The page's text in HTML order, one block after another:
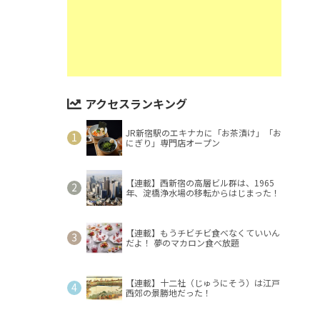
アクセスランキング
JR新宿駅のエキナカに「お茶漬け」「お
にぎり」専門店オープン
【連載】西新宿の高層ビル群は、1965
年、淀橋浄水場の移転からはじまった！
【連載】もうチビチビ食べなくていいん
だよ！ 夢のマカロン食べ放題
【連載】十二社（じゅうにそう）は江戸
西郊の景勝地だった！